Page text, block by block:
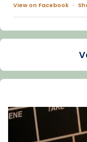
View on Facebook ·
La Carmina va
dos mesos, a
Recupera
tican News